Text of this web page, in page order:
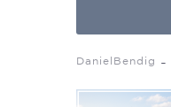
DanielBendig -